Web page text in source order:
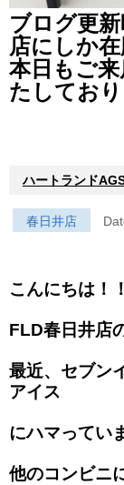
ブログ更
店にしか
本日もご
たしており
ハートランド
春日井店
こんにちは！！
FLD春日井店
最近、セブン
アイス
にハマってい
他のコンビニ